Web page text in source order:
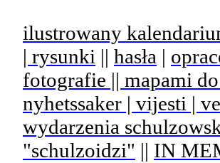
ilustrowany
| rysunki || hasła |
fotografie || mapami
nyhetssaker | vijesti |
wydarzenia
"schulzoidzi" || IN